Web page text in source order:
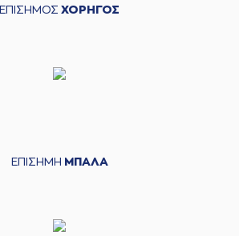
ΕΠΙΣΗΜΟΣ ΧΟΡΗΓΟΣ
ΕΠΙΣΗΜΗ ΜΠΑΛΑ